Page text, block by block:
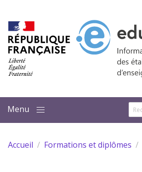
Accueil Formations et diplômes